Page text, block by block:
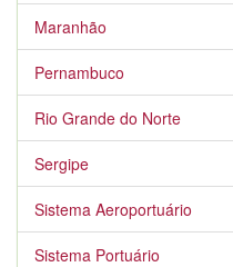
Maranhão
Pernambuco
Rio Grande do Norte
Sergipe
Sistema Aeroportuário
Sistema Portuário